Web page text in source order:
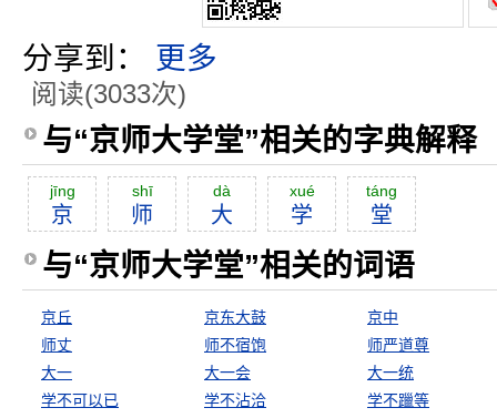
分享到： 更多
阅读(3033次)
与“京师大学堂”相关的字典解释
jīng
京
shī
师
dà
大
xué
学
táng
堂
与“京师大学堂”相关的词语
京丘 京东大鼓
京中
师丈
师不宿饱
师严道尊
大一
大一会
大一统
学不可以已
学不沾洽
学不躐等